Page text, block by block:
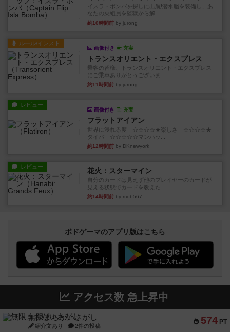
イスラ・ボンバを探しに出航!潜水艦を装備し、あ
なたの乗組員を監獄から解...
約10時間前 by jurong
ルール/インスト
画像付き 充実
トランスオリエント・エクスプレス
乗客の皆様、トランスオリエント・エクスプレス
にご乗車ありがとうございま...
約11時間前 by jurong
レビュー
画像付き 充実
フラットアイアン
世界に浸れる度 ☆☆☆☆★楽しさ ☆☆☆☆★
タイパ ☆☆☆☆☆マンハッ...
約12時間前 by DKnewyork
レビュー 花火：スターマイン
自分のカードは見えず他のプレイヤーのカードが
見える状態でカードを教えた...
約14時間前 by mob567
ボドゲーマのアプリ版はこちら
アクセス数 急上昇中
574 PT
無限まちがいさがし
紹介文あり 2件の投稿